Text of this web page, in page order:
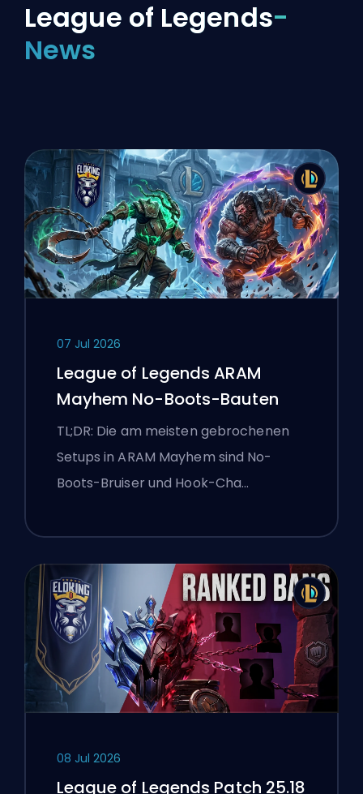
League of Legends-
News
07 Jul 2026
League of Legends ARAM
Mayhem No-Boots-Bauten
TL;DR: Die am meisten gebrochenen
Setups in ARAM Mayhem sind No-
Boots-Bruiser und Hook-Cha…
08 Jul 2026
League of Legends Patch 25.18